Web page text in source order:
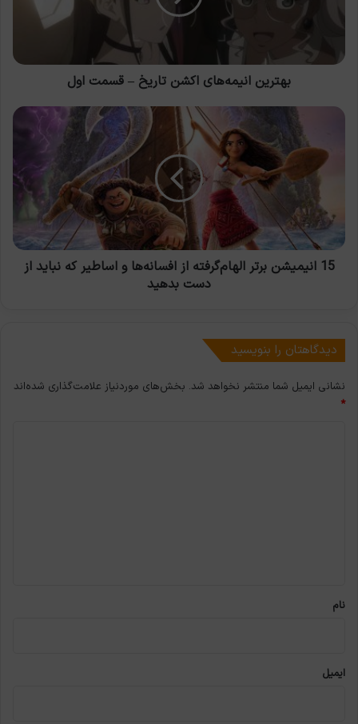
بهترین انیمه‌های اکشن تاریخ – قسمت اول
15
الهام‌گرفته
افسانه‌ها
اساطیر
که
نباید
15 انیمیشن برتر الهام‌گرفته از افسانه‌ها و اساطیر که نباید از
دست بدهید
دیدگاهتان را بنویسید
نشانی ایمیل شما منتشر نخواهد شد. بخش‌های موردنیاز علامت‌گذاری شده‌اند
*
نام
ایمیل